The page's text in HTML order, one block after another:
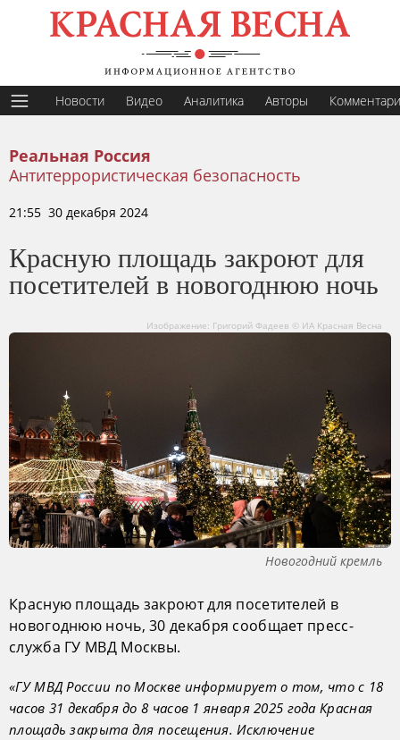
Новости Видео Аналитика Авторы
Реальная Россия
Антитеррористическая безопасность
21:55 30 декабря 2024
Красную площадь закроют для
посетителей в новогоднюю ночь
Изображение: Григорий Фадеев © ИА Красная Весна
Новогодний кремль
Красную площадь закроют для посетителей в
новогоднюю ночь, 30 декабря сообщает пресс-
служба ГУ МВД Москвы.
«ГУ МВД России по Москве информирует о том, что с 18
часов 31 декабря до 8 часов 1 января 2025 года Красная
площадь закрыта для посещения. Исключение